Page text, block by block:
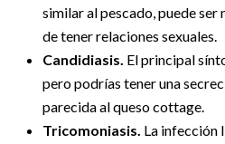
similar al pescado, puede ser
de tener relaciones sexuales.
Candidiasis. El principal
pero podrías tener una
parecida al queso cottage.
Tricomoniasis. La infección